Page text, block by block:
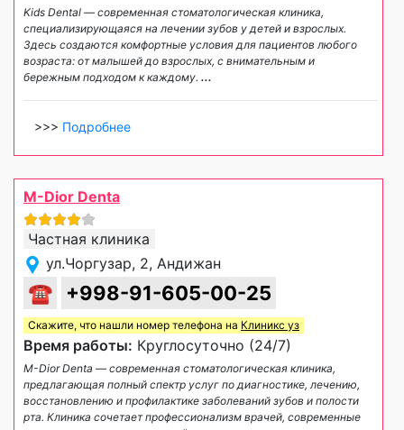
Kids Dental — современная стоматологическая клиника,
специализирующаяся на лечении зубов у детей и взрослых.
Здесь создаются комфортные условия для пациентов любого
возраста: от малышей до взрослых, с внимательным и
бережным подходом к каждому. ...
>>> Подробнее
M-Dior Denta
Частная клиника
ул.Чоргузар, 2, Андижан
☎ +998-91-605-00-25
Скажите, что нашли номер телефона на Клиникс уз
Время работы: Круглосуточно (24/7)
M-Dior Denta — современная стоматологическая клиника,
предлагающая полный спектр услуг по диагностике, лечению,
восстановлению и профилактике заболеваний зубов и полости
рта. Клиника сочетает профессионализм врачей, современные